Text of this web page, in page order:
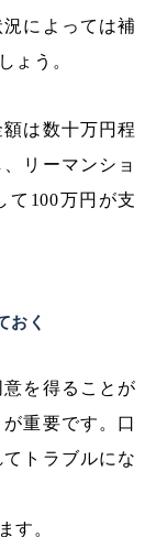
によっては補
ょう。
は数十万円程
リーマンショ
て100万円が支
おく
を得ることが
重要です。口
トラブルにな
す。